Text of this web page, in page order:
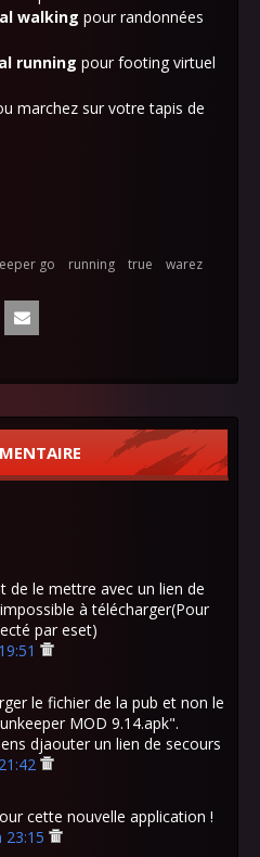
walking pour randonnées
running pour footing virtuel
marchez sur votre tapis de
go running true warez
de le mettre avec un lien de
à télécharger(Pour
par eset)
le fichier de la pub et non le
MOD 9.14.apk".
djaouter un lien de secours
cette nouvelle application !
23:15